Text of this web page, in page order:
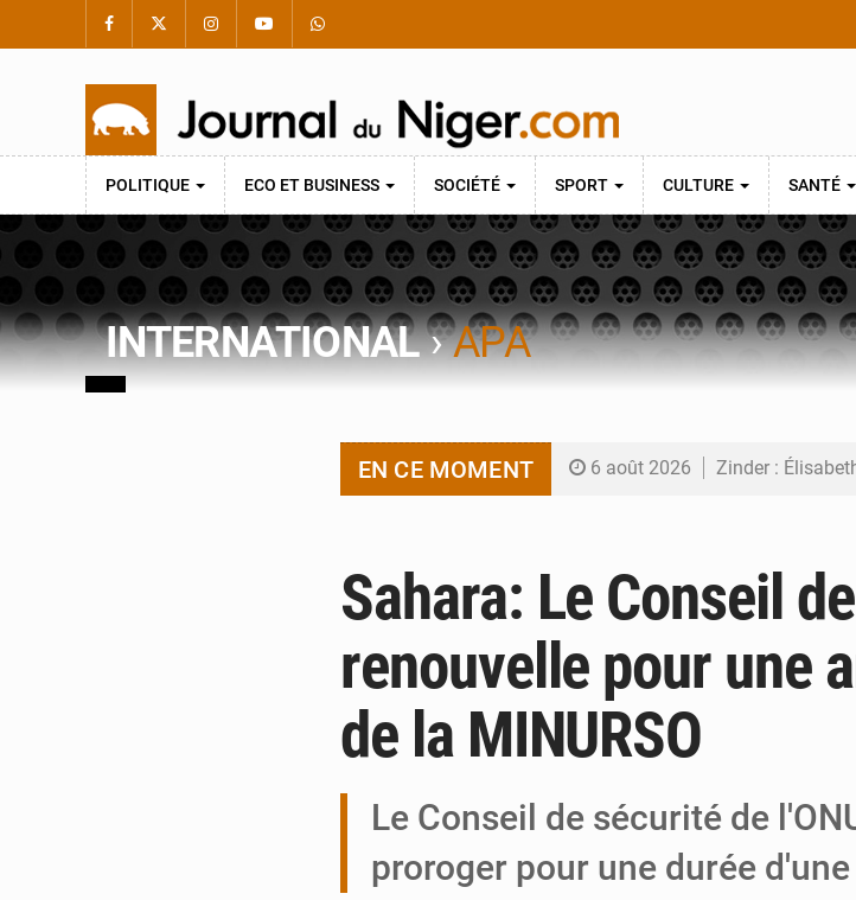
POLITIQUE ECO ET BUSINESS SOCIÉTÉ SPORT CULTURE SANTÉ
INTERNATIONAL›APA
EN CE MOMENT 6 août 2026 Zinder :
6 août 2026 Niger : Bilan à
6 août 2026 Chasse aux gabegies
5 août 2026 Tibiri : le
Sahara: Le Conseil
renouvelle pour une
de la MINURSO
Le Conseil de sécurité de
proroger pour une durée